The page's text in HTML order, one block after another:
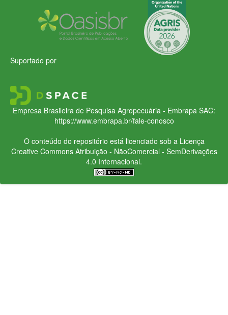
Suportado por
Empresa Brasileira de Pesquisa Agropecuária - Embrapa SAC:
https://www.embrapa.br/fale-conosco
O conteúdo do repositório está licenciado sob a Licença
Creative CommonsAtribuição - NãoComercial - SemDerivações
4.0 Internacional.